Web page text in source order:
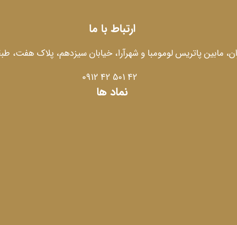
ارتباط با ما
مابین پاتریس لومومبا و شهرآرا، خیابان سیزدهم، پلاک هفت،
42 501 42 0912
نماد ها